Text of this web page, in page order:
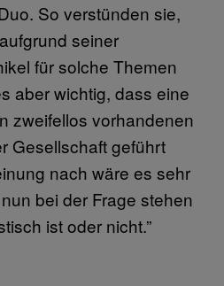
So verstünden sie,
seiner
für solche Themen
aber wichtig, dass eine
zweifellos vorhandenen
Gesellschaft geführt
nach wäre es sehr
bei der Frage stehen
ist oder nicht.”